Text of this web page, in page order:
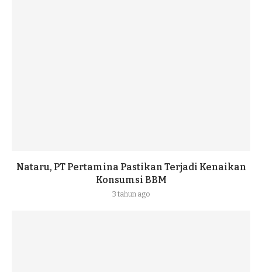
Nataru, PT Pertamina Pastikan Terjadi Kenaikan
Konsumsi BBM
3 tahun ago